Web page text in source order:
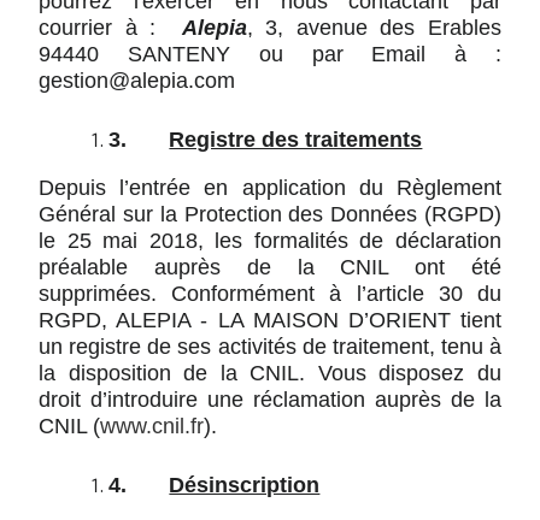
courrier à :Alepia, 3, avenue des Erables
94440 SANTENY ou par Email à :
gestion@alepia.com
3. Registre des traitements
Depuis l’entrée en application du Règlement
Général sur la Protection des Données (RGPD)
le 25 mai 2018, les formalités de déclaration
préalable auprès de la CNIL ont été
supprimées. Conformément à l’article 30 du
RGPD, ALEPIA - LA MAISON D’ORIENT tient
un registre de ses activités de traitement, tenu à
la disposition de la CNIL. Vous disposez du
droit d’introduire une réclamation auprès de la
CNIL (www.cnil.fr).
4. Désinscription